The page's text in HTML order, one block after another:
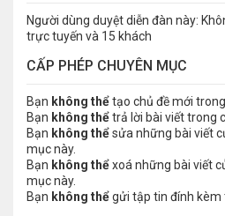
Người dùng duyệt diễn đàn này:
trực tuyến và 15 khách
CẤP PHÉP CHUYÊN MỤC
Bạn không thểtạo chủ đề mới
Bạn không thểtrả lời bài viết trong
Bạn không thểsửa những bài viết
mục này.
Bạn không thểxoá những bài viết
mục này.
Bạn không thểgửi tập tin đính kèm